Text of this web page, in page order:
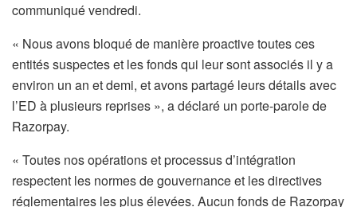
communiqué vendredi.
« Nous avons bloqué de manière proactive toutes ces
entités suspectes et les fonds qui leur sont associés il y a
environ un an et demi, et avons partagé leurs détails avec
l’ED à plusieurs reprises », a déclaré un porte-parole de
Razorpay.
« Toutes nos opérations et processus d’intégration
respectent les normes de gouvernance et les directives
réglementaires les plus élevées. Aucun fonds de Razorpay